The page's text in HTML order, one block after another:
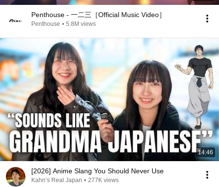
Penthouse - 一二三［Official Music Video］
Penthouse • 5.8M views
14:46
[2026] Anime Slang You Should Never Use
Kahn’s Real Japan • 277K views